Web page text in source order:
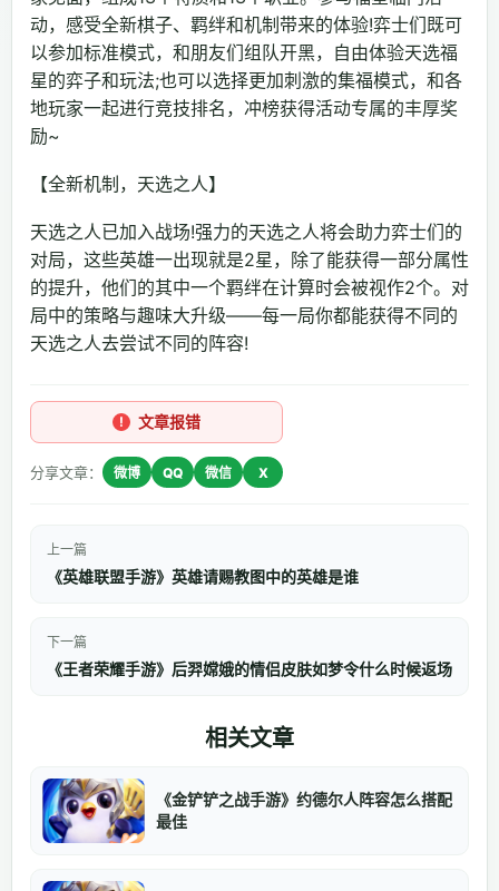
动，感受全新棋子、羁绊和机制带来的体验!弈士们既可
以参加标准模式，和朋友们组队开黑，自由体验天选福
星的弈子和玩法;也可以选择更加刺激的集福模式，和各
地玩家一起进行竞技排名，冲榜获得活动专属的丰厚奖
励~
【全新机制，天选之人】
天选之人已加入战场!强力的天选之人将会助力弈士们的
对局，这些英雄一出现就是2星，除了能获得一部分属性
的提升，他们的其中一个羁绊在计算时会被视作2个。对
局中的策略与趣味大升级——每一局你都能获得不同的
天选之人去尝试不同的阵容!
文章报错
分享文章： 微博 QQ 微信 X
上一篇
《英雄联盟手游》英雄请赐教图中的英雄是谁
下一篇
《王者荣耀手游》后羿嫦娥的情侣皮肤如梦令什么时候返场
相关文章
《金铲铲之战手游》约德尔人阵容怎么搭配
最佳